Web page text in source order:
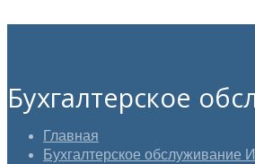
Бухгалтерское
Главная
Бухгалтерское обслуживание